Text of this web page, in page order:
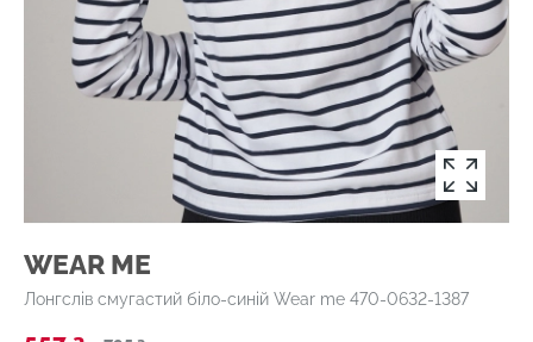
WEAR ME
Лонгслів смугастий біло-синій Wear me 470-0632-1387